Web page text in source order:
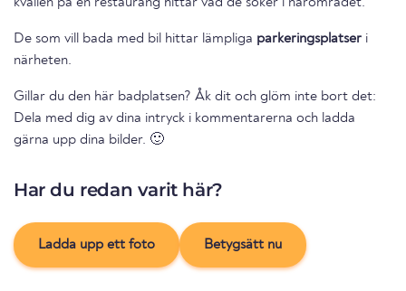
kvällen på en restaurang hittar vad de söker i närområdet.
De som vill bada med bil hittar lämpliga parkeringsplatser i
närheten.
Gillar du den här badplatsen? Åk dit och glöm inte bort det:
Dela med dig av dina intryck i kommentarerna och ladda
gärna upp dina bilder. 🙂
Har du redan varit här?
Ladda upp ett foto Betygsätt nu